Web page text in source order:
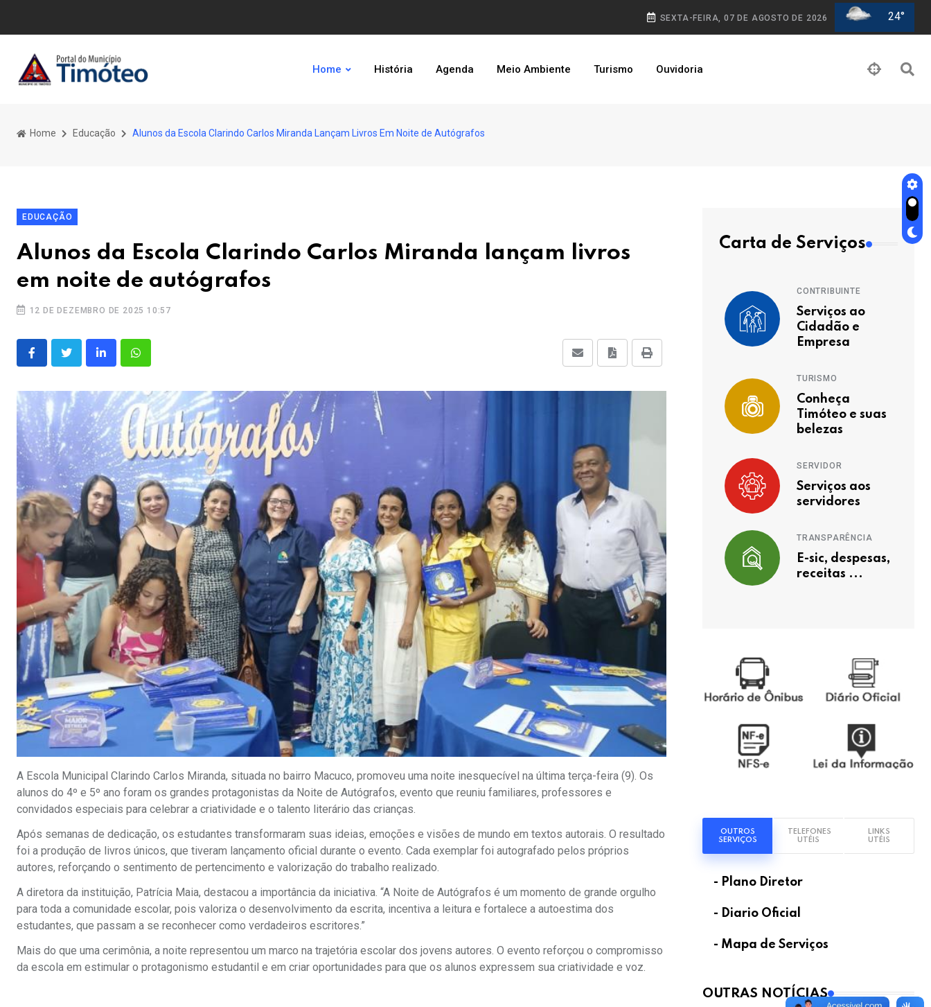
SEXTA-FEIRA, 07 DE AGOSTO DE 2026 24°
Home História Agenda Meio Ambiente Turismo Ouvidoria
Home Educação Alunos da Escola Clarindo Carlos Miranda Lançam Livros Em Noite de Autógrafos
EDUCAÇÃO
Alunos da Escola Clarindo Carlos Miranda lançam livros
em noite de autógrafos
12 DE DEZEMBRO DE 2025 10:57
A Escola Municipal Clarindo Carlos Miranda, situada no bairro Macuco, promoveu uma noite inesquecível na última terça-feira (9). Os
alunos do 4º e 5º ano foram os grandes protagonistas da Noite de Autógrafos, evento que reuniu familiares, professores e
convidados especiais para celebrar a criatividade e o talento literário das crianças.
Após semanas de dedicação, os estudantes transformaram suas ideias, emoções e visões de mundo em textos autorais. O resultado
foi a produção de livros únicos, que tiveram lançamento oficial durante o evento. Cada exemplar foi autografado pelos próprios
autores, reforçando o sentimento de pertencimento e valorização do trabalho realizado.
A diretora da instituição, Patrícia Maia, destacou a importância da iniciativa. “A Noite de Autógrafos é um momento de grande orgulho
para toda a comunidade escolar, pois valoriza o desenvolvimento da escrita, incentiva a leitura e fortalece a autoestima dos
estudantes, que passam a se reconhecer como verdadeiros escritores.”
Mais do que uma cerimônia, a noite representou um marco na trajetória escolar dos jovens autores. O evento reforçou o compromisso
da escola em estimular o protagonismo estudantil e em criar oportunidades para que os alunos expressem sua criatividade e voz.
Carta de Serviços
CONTRIBUINTE
Serviços ao
Cidadão e
Empresa
TURISMO
Conheça
Timóteo e suas
belezas
SERVIDOR
Serviços aos
servidores
TRANSPARÊNCIA
E-sic, despesas,
receitas ...
OUTROS
SERVIÇOS
TELEFONES
UTÉIS
LINKS
UTÉIS
- Plano Diretor
- Diario Oficial
- Mapa de Serviços
OUTRAS NOTÍCIAS